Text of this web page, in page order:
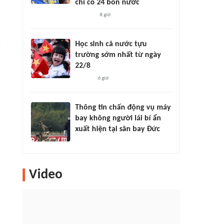
chỉ có 24 bồn nước
8 giờ
Học sinh cả nước tựu
trường sớm nhất từ ngày
22/8
6 giờ
Thông tin chấn động vụ máy
bay không người lái bí ẩn
xuất hiện tại sân bay Đức
Video